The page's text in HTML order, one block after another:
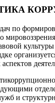
по
и